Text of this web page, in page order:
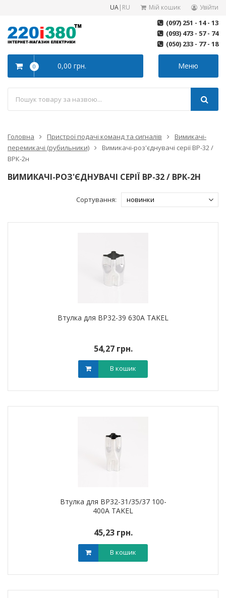
UA| RU Мій кошик Увійти
(097) 251 - 14 - 13
(093) 473 - 57 - 74
(050) 233 - 77 - 18
Меню
0 0,00 грн.
Головна Пристрої подачі команд та сигналів
Вимикачі-
перемикачі (рубильники)
Вимикачі-роз'єднувачі серії ВР-32 /
ВРК-2н
ВИМИКАЧІ-РОЗ'ЄДНУВАЧІ СЕРІЇ ВР-32 / ВРК-2Н
Сортування:
Втулка для BP32-39 630А TAKEL
54,27 грн.
В кошик
Втулка для ВР32-31/35/37 100-
400А TAKEL
45,23 грн.
В кошик